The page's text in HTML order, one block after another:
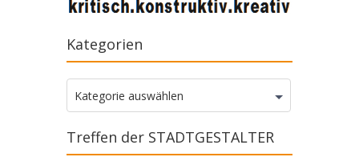
Kategorien
Kategorien
Kategorie auswählen
Treffen der STADTGESTALTER